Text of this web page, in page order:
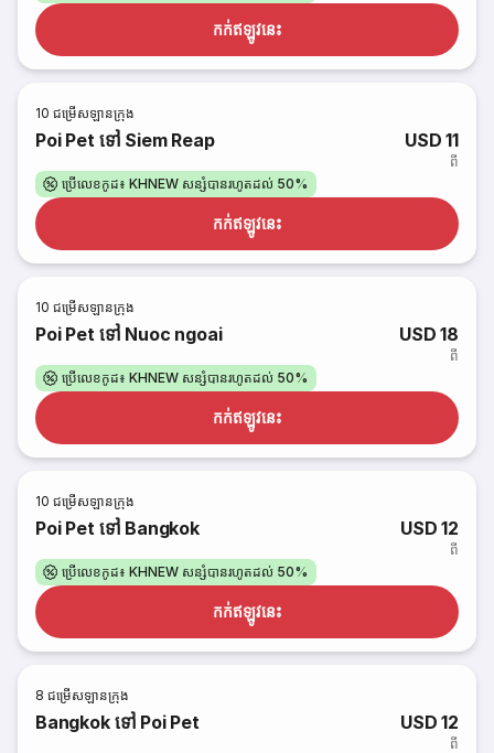
កក់​ឥឡូវនេះ
10 ជម្រើសឡានក្រុង
Poi Pet ទៅ Siem Reap USD 11
ពី
ប្រើលេខកូដ៖ KHNEW សន្សំបានរហូតដល់ 50%
កក់​ឥឡូវនេះ
10 ជម្រើសឡានក្រុង
Poi Pet ទៅ Nuoc ngoai USD 18
ពី
ប្រើលេខកូដ៖ KHNEW សន្សំបានរហូតដល់ 50%
កក់​ឥឡូវនេះ
10 ជម្រើសឡានក្រុង
Poi Pet ទៅ Bangkok USD 12
ពី
ប្រើលេខកូដ៖ KHNEW សន្សំបានរហូតដល់ 50%
កក់​ឥឡូវនេះ
8 ជម្រើសឡានក្រុង
Bangkok ទៅ Poi Pet USD 12
ពី